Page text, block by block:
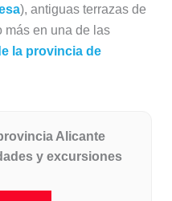
), antiguas terrazas de
más en una de las
la provincia de
Alicante
y excursiones